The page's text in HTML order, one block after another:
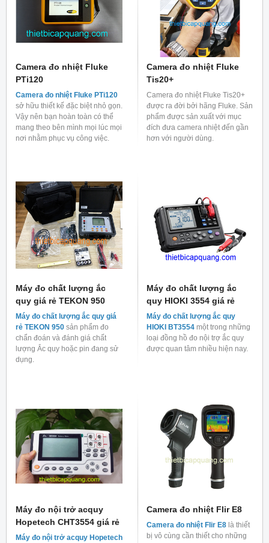
Camera đo nhiệt Fluke
PTi120
Camera đo nhiệt Fluke PTi120
sở hữu thiết kế đặc biệt nhỏ gọn.
Vậy nên bạn hoàn toàn có thể
mang theo bên mình mọi lúc mọi
nơi nhằm phục vụ công việc.
Camera đo nhiệt Fluke
Tis20+
Camera đo nhiệt Fluke Tis20+
được ra đời bởi hãng Fluke. Sản
phẩm được sản xuất với mục
đích đưa camera nhiệt đến gần
hơn với người dùng.
Máy đo chất lượng ắc
quy giá rẻ TEKON 950
Máy đo chất lượng ắc quy giá
rẻ TEKON 950 sản phẩm đo
chẩn đoán và đánh giá chất
lượng Ắc quy hoặc pin đang sử
dụng.
Máy đo chất lượng ắc
quy HIOKI 3554 giá rẻ
Máy đo chất lượng ắc quy
HIOKI BT3554 một trong những
loại đồng hồ đo nội trợ ắc quy
được quan tâm nhiều hiện nay.
Máy đo nội trở acquy
Hopetech CHT3554 giá rẻ
Máy đo nội trở acquy Hopetech
Camera đo nhiệt Flir E8
Camera đo nhiệt Flir E8 là thiết
bị vô cùng cần thiết cho những